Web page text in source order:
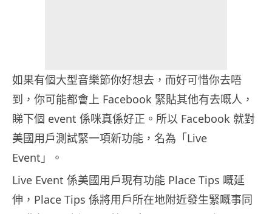
如果有個大型音樂節你好想去，而好可惜你去唔
到，你可能都會上 Facebook 緊貼其他有去嘅人，
睇下個 event 係咪真係好正。所以 Facebook 就對
美國用戶測試緊一項新功能，名為「Live
Event」。
Live Event 係美國用戶現有功能 Place Tips 嘅延
伸，Place Tips 係將用戶所在地附近發生緊嘅事同